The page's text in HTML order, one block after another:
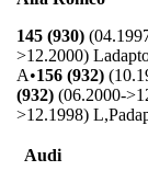
145 (930)
>12.2000) L
A•156 (932)
(932) (06.2000-
>12.1998) L,P
Audi